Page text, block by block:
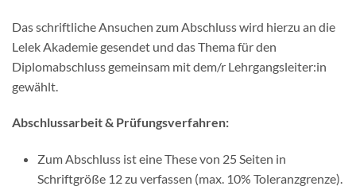
Das schriftliche Ansuchen zum Abschluss wird hierzu an die
Lelek Akademie gesendet und das Thema für den
Diplomabschluss gemeinsam mit dem/r Lehrgangsleiter:in
gewählt.
Abschlussarbeit & Prüfungsverfahren:
Zum Abschluss ist eine These von 25 Seiten in
Schriftgröße 12 zu verfassen (max. 10% Toleranzgrenze).